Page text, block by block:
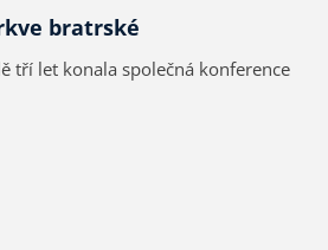
bratrské
tří let konala společná konference